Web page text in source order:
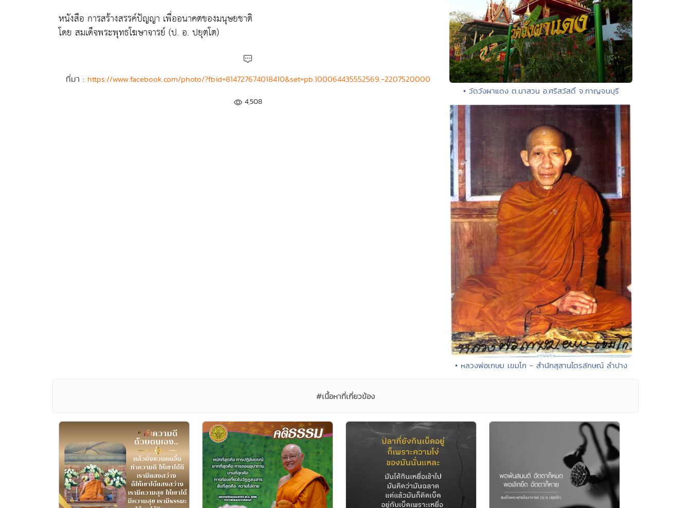
หนังสือ การสร้างสรรค์ปัญญา เพื่ออนาคตของมนุษยชาติ
โดย สมเด็จพระพุทธโฆษาจารย์ (ป. อ. ปยุตฺโต)
ที่มา : https://www.facebook.com/photo/?fbid=814727674018410&set=pb.100064435552569.-2207520000
4,508
• วัดวังผาแดง ต.นาสวน อ.ศรีสวัสดิ์ จ.กาญจนบุรี
• หลวงพ่อเกษม เขมโก - สำนักสุสานไตรลักษณ์ ลำปาง
#เนื้อหาที่เกี่ยวข้อง